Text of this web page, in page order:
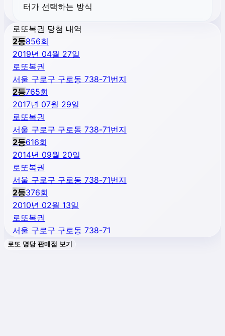
터가 선택하는 방식
로또복권 당첨 내역
2등856회
2019년 04월 27일
로또복권
서울 구로구 구로동 738-71번지
2등765회
2017년 07월 29일
로또복권
서울 구로구 구로동 738-71번지
2등616회
2014년 09월 20일
로또복권
서울 구로구 구로동 738-71번지
2등376회
2010년 02월 13일
로또복권
서울 구로구 구로동 738-71
로또 명당 판매점 보기